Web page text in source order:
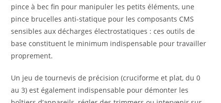
pince à bec fin pour manipuler les petits éléments, une
pince brucelles anti-statique pour les composants CMS
sensibles aux décharges électrostatiques : ces outils de
base constituent le minimum indispensable pour travailler
proprement.
Un jeu de tournevis de précision (cruciforme et plat, du 0
au 3) est également indispensable pour démonter les